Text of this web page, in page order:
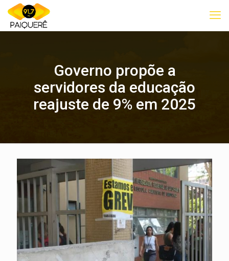
Governo propõe a
servidores da educação
reajuste de 9% em 2025